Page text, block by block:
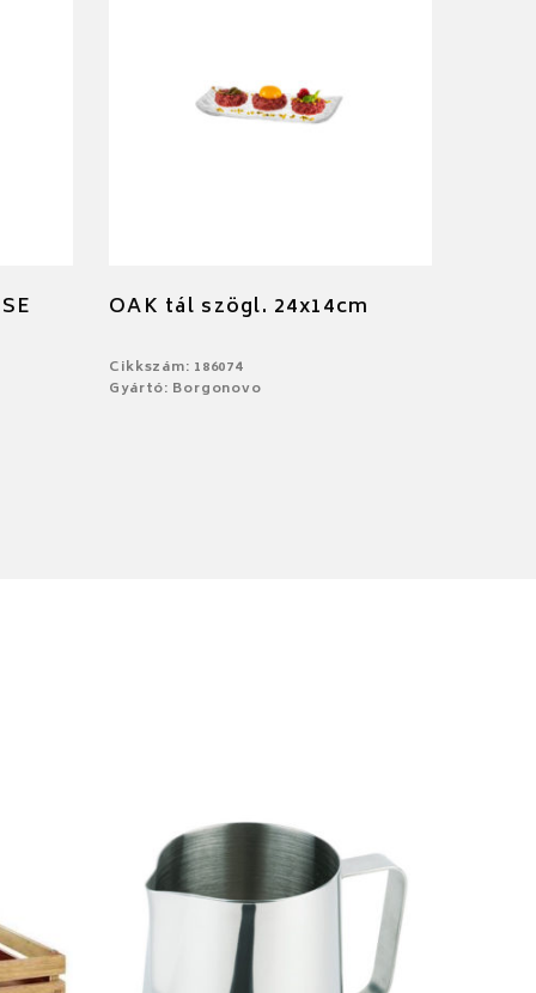
OAK tál szögl. 24x14cm
Cikkszám: 186074
Gyártó: Borgonovo